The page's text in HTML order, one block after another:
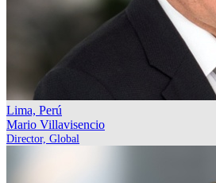
Lima, Perú
Mario Villavisencio
Director, Global